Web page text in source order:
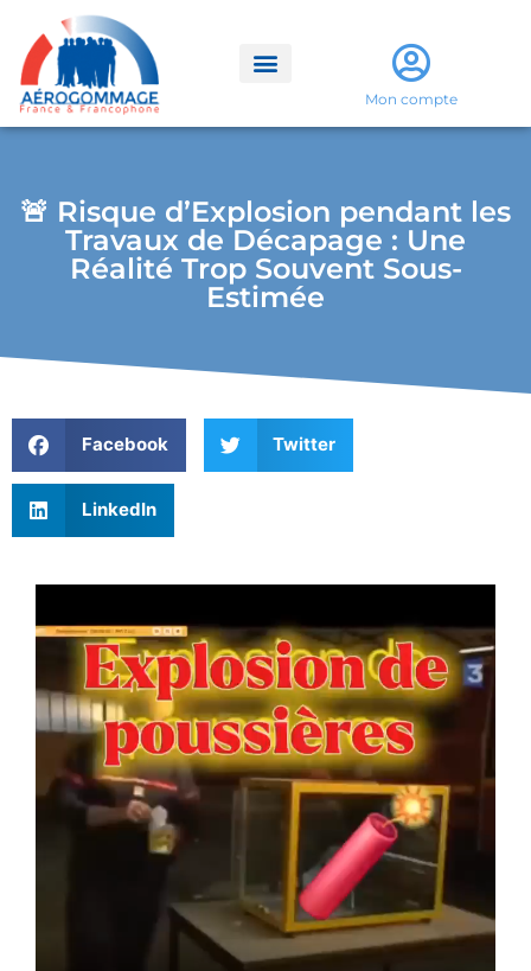
Mon compte
🚨 Risque d’Explosion pendant les
Travaux de Décapage : Une
Réalité Trop Souvent Sous-
Estimée
Facebook Twitter
LinkedIn